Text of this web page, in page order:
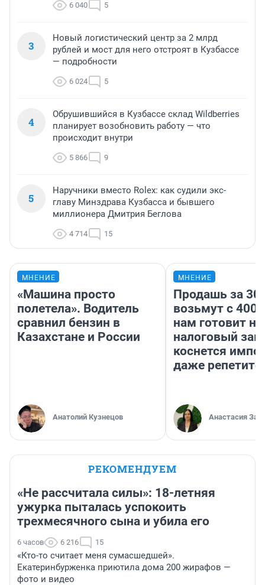
6 040 5
3
Новый логистический центр за 2 млрд
рублей и мост для него отстроят в Кузбассе
— подробности
6 024 5
4
Обрушившийся в Кузбассе склад Wildberries
планирует возобновить работу — что
происходит внутри
5 866 9
5
Наручники вместо Rolex: как судили экс-
главу Минздрава Кузбасса и бывшего
миллионера Дмитрия Беглова
4 714 15
МНЕНИЕ
«Машина просто
полетела». Водитель
сравнил бензин в
Казахстане и России
Анатолий Кузнецов
МНЕНИЕ
Продашь за
возьмут с
нам готовит
налоговый
коснется
даже
Анастасия
РЕКОМЕНДУЕМ
«Не рассчитала силы»: 18-летняя
ужурка пыталась успокоить
трехмесячного сына и убила его
6 часов 6 216 15
«Кто-то считает меня сумасшедшей».
Екатеринбурженка приютила дома 200 жирафов —
фото и видео